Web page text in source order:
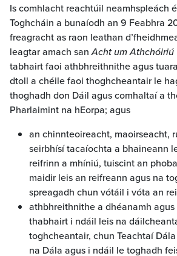
Is comhlacht reachtúil neamhspleách
Toghcháin a bunaíodh an 9 Feabhra
freagracht as raon leathan
leagtar amach sanAcht um Athchóiriú
tabhairt faoi athbhreithnithe agus
dtoll a chéile faoi thoghcheantair le
thoghadh don Dáil agus comhaltaí a
Pharlaimint na hEorpa; agus
an chinnteoireacht, maoirseacht,
seirbhísí tacaíochta a bhaineann
reifrinn a mhíniú, tuiscint an
maidir leis an reifreann agus na
spreagadh chun vótáil i vóta an
athbhreithnithe a dhéanamh
thabhairt i ndáil leis na
toghcheantair, chun Teachtaí
na Dála agus i ndáil le toghadh